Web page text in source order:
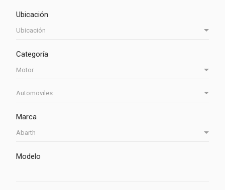
Ubicación
Categoría
Marca
Modelo